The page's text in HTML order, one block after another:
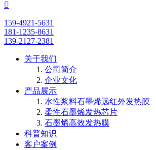

159-4921-5631
181-1235-8631
139-2127-2381
关于我们
公司简介
企业文化
产品展示
水性浆料石墨烯远红外发热膜
柔性石墨烯发热芯片
石墨烯高效发热膜
科普知识
客户案例